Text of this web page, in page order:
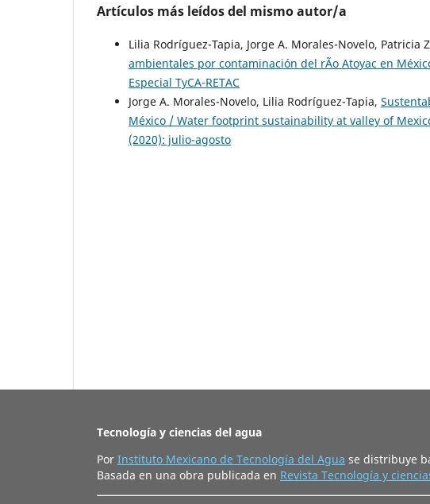
Artículos más leídos del mismo autor/a
Lilia Rodríguez-Tapia, Jorge A. Morales-Novelo, Patricia
ambientales por contaminación del rÃ­o Atoyac en
Especial TyCA-RETAC
Jorge A. Morales-Novelo, Lilia Rodríguez-Tapia,
México / Water footprint sustainability at valley of
(2020): julio-agosto
Tecnología y ciencias del agua
Por Instituto Mexicano de Tecnología del Agua se distribuye
Basada en una obra publicada en Revista Tecnología y